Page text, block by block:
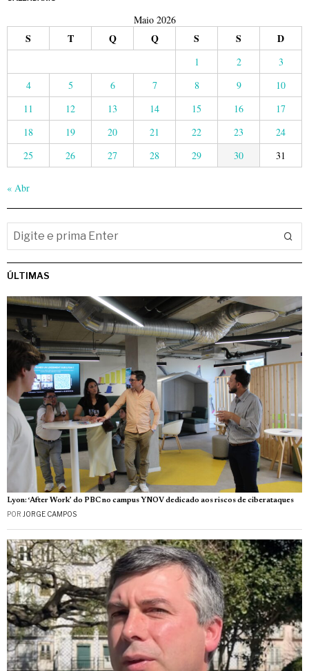
Maio 2026
S T Q Q S S D
1 2
3
4
5 6 7 8 9
10
11
12 13 14 15 16
17
18
19 20 21 22 23
24
25
26 27 28 29 30 31
« Abr
ÚLTIMAS
Lyon: ‘After Work’ do PBC no campus YNOV dedicado aos riscos de ciberataques
POR JORGE CAMPOS